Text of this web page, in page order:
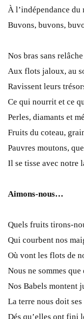
À l’indépendance du
Buvons, buvons,
Nos bras sans
Aux flots jaloux, au
Ravissent leurs
Ce qui nourrit et ce
Perles, diamants et
Fruits du coteau,
Pauvres moutons,
Il se tisse avec notre
Aimons-nous…
Quels fruits tirons-
Qui courbent nos
Où vont les flots de
Nous ne sommes que
Nos Babels montent
La terre nous doit
Dés qu’elles ont fini